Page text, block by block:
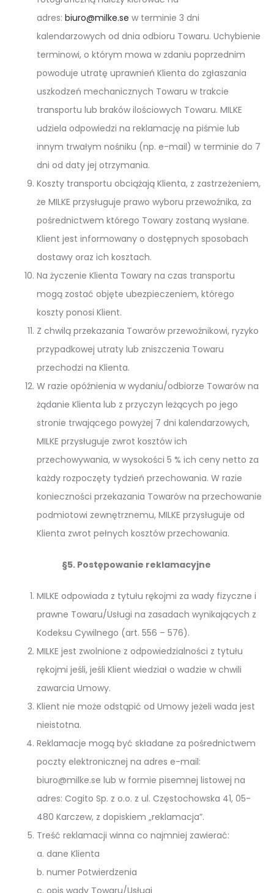
adres: biuro@milke.se w terminie 3 dni
kalendarzowych od dnia odbioru Towaru. Uchybienie
terminowi, o którym mowa w zdaniu poprzednim
powoduje utratę uprawnień Klienta do zgłaszania
uszkodzeń mechanicznych Towaru w trakcie
transportu lub braków ilościowych Towaru. MILKE
udziela odpowiedzi na reklamację na piśmie lub
innym trwałym nośniku (np. e-mail) w terminie do 7
dni od daty jej otrzymania.
Koszty transportu obciążają Klienta, z zastrzeżeniem,
że MILKE przysługuje prawo wyboru przewoźnika, za
pośrednictwem którego Towary zostaną wysłane.
Klient jest informowany o dostępnych sposobach
dostawy oraz ich kosztach.
Na życzenie Klienta Towary na czas transportu
mogą zostać objęte ubezpieczeniem, którego
koszty ponosi Klient.
Z chwilą przekazania Towarów przewoźnikowi, ryzyko
przypadkowej utraty lub zniszczenia Towaru
przechodzi na Klienta.
W razie opóźnienia w wydaniu/odbiorze Towarów na
żądanie Klienta lub z przyczyn leżących po jego
stronie trwającego powyżej 7 dni kalendarzowych,
MILKE przysługuje zwrot kosztów ich
przechowywania, w wysokości 5 % ich ceny netto za
każdy rozpoczęty tydzień przechowania. W razie
konieczności przekazania Towarów na przechowanie
podmiotowi zewnętrznemu, MILKE przysługuje od
Klienta zwrot pełnych kosztów przechowania.
§5. Postępowanie reklamacyjne
MILKE odpowiada z tytułu rękojmi za wady fizyczne i
prawne Towaru/Usługi na zasadach wynikających z
Kodeksu Cywilnego (art. 556 – 576).
MILKE jest zwolnione z odpowiedzialności z tytułu
rękojmi jeśli, jeśli Klient wiedział o wadzie w chwili
zawarcia Umowy.
Klient nie może odstąpić od Umowy jeżeli wada jest
nieistotna.
Reklamacje mogą być składane za pośrednictwem
poczty elektronicznej na adres e-mail:
biuro@milke.se lub w formie pisemnej listowej na
adres: Cogito Sp. z o.o. z ul. Częstochowska 41, 05-
480 Karczew, z dopiskiem „reklamacja”.
Treść reklamacji winna co najmniej zawierać:
a. dane Klienta
b. numer Potwierdzenia
c. opis wady Towaru/Usługi